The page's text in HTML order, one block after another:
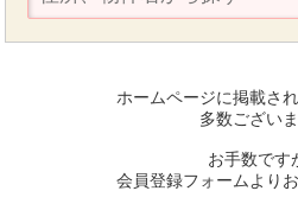
ホームページに掲載さ
多数ございま
お手数です
会員登録フォームより